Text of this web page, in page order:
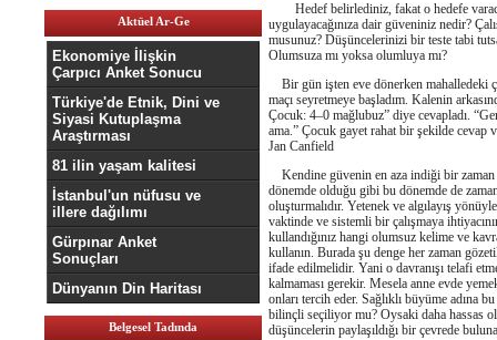
Aktüel Ar-Ge
Ekonomiye İlişkin
Çarpıcı Anket Sonucu
Türkiye'de Etnik, Dini ve
Siyasi Kutuplaşma
Araştırması
81 ilin yaşam kalitesi
İstanbul'un nüfusu ve
illere dağılımı
Gürpınar Anket
Sonuçları
Dünyanın Din Haritası
Belgesel Tadında
Hedef belirlediniz, fakat o hedefe
uygulayacağınıza dair güveniniz nedir?
musunuz? Düşüncelerinizi bir teste tabi
Olumsuza mı yoksa olumluya mı?
Bir gün işten eve dönerken mahalledeki
maçı seyretmeye başladım. Kalenin
Çocuk: 4–0 mağlubuz” diye cevapladı.
ama.” Çocuk gayet rahat bir şekilde
Jan Canfield
Kendine güvenin en aza indiği bir
dönemde olduğu gibi bu dönemde de
oluşturmalıdır. Yetenek ve algılayış
vaktinde ve sistemli bir çalışmaya
kullandığınız hangi olumsuz kelime ve
kullanın. Burada şu denge her zaman
ifade edilmelidir. Yani o davranışı telafi
kalmaması gerekir. Mesela anne evde
onları tercih eder. Sağlıklı büyüme adına
bilinçli seçiliyor mu? Oysaki daha hassas
düşüncelerin paylaşıldığı bir çevrede